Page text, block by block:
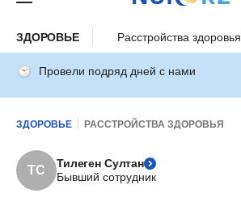
ЗДОРОВЬЕ Расстройства здоровья
Провели подряд дней с нами
ЗДОРОВЬЕ РАССТРОЙСТВА ЗДОРОВЬЯ
ТС
Тилеген Султан
Бывший сотрудник